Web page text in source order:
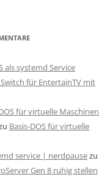
als systemd Service
Switch für EntertainTV mit
für virtuelle Maschinen
Basis-DOS für virtuelle
service | nerdpausezu
Gen 8 ruhig stellen